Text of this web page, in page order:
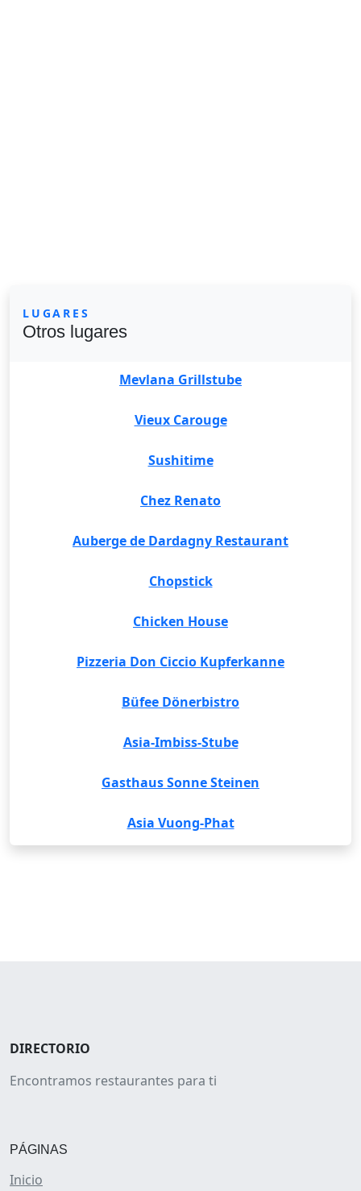
LUGARES
Otros lugares
Mevlana Grillstube
Vieux Carouge
Sushitime
Chez Renato
Auberge de Dardagny Restaurant
Chopstick
Chicken House
Pizzeria Don Ciccio Kupferkanne
Büfee Dönerbistro
Asia-Imbiss-Stube
Gasthaus Sonne Steinen
Asia Vuong-Phat
DIRECTORIO
Encontramos restaurantes para ti
PÁGINAS
Inicio